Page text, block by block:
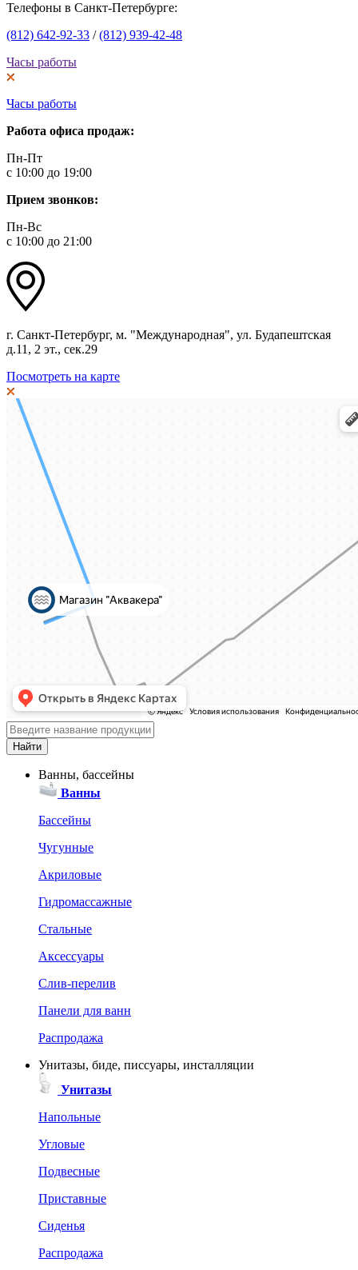
Телефоны в Санкт-Петербурге:
(812) 642-92-33 /(812) 939-42-48
Часы работы
Часы работы
Работа офиса продаж:
Пн-Пт
с 10:00 до 19:00
Прием звонков:
Пн-Вс
с 10:00 до 21:00
г. Санкт-Петербург, м. "Международная", ул. Будапештская
д.11, 2 эт., сек.29
Посмотреть на карте
Ванны, бассейны
Ванны
Бассейны
Чугунные
Акриловые
Гидромассажные
Стальные
Аксессуары
Слив-перелив
Панели для ванн
Распродажа
Унитазы, биде, писсуары, инсталляции
Унитазы
Напольные
Угловые
Подвесные
Приставные
Сиденья
Распродажа